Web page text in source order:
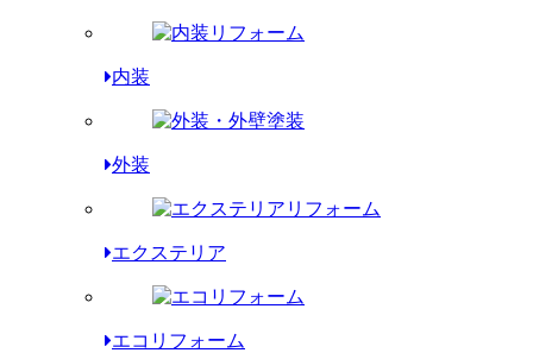
内装
外装
エクステリア
エコリフォーム